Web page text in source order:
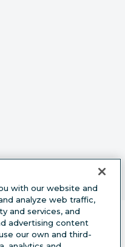
with our website and
analyze web traffic,
and services, and
advertising content
our own and third-